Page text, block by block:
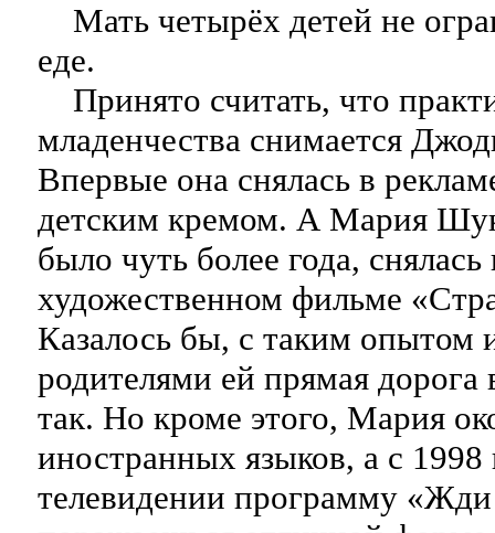
Мать четырёх детей не
еде.
Принято считать, что
младенчества снимается
Впервые она снялась в
детским кремом. А Мария
было чуть более года, снялась
художественном фильме
Казалось бы, с таким опытом
родителями ей прямая дорога
так. Но кроме этого, Мария
иностранных языков, а с 1998
телевидении программу